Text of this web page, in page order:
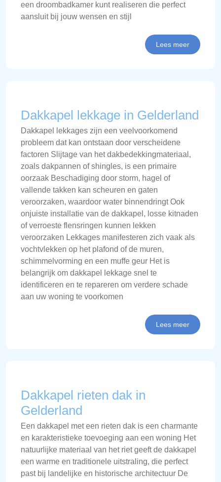
een droombadkamer kunt realiseren die perfect
aansluit bij jouw wensen en stijl
Lees meer
Dakkapel lekkage in Gelderland
Dakkapel lekkages zijn een veelvoorkomend
probleem dat kan ontstaan door verscheidene
factoren Slijtage van het dakbedekkingmateriaal,
zoals dakpannen of shingles, is een primaire
oorzaak Beschadiging door storm, hagel of
vallende takken kan scheuren en gaten
veroorzaken, waardoor water binnendringt Ook
onjuiste installatie van de dakkapel, losse kitnaden
of verroeste flensringen kunnen lekken
veroorzaken Lekkages manifesteren zich vaak als
vochtvlekken op het plafond of de muren,
schimmelvorming en een muffe geur Het is
belangrijk om dakkapel lekkage snel te
identificeren en te repareren om verdere schade
aan uw woning te voorkomen
Lees meer
Dakkapel rieten dak in
Gelderland
Een dakkapel met een rieten dak is een charmante
en karakteristieke toevoeging aan een woning Het
natuurlijke materiaal van het riet geeft de dakkapel
een warme en traditionele uitstraling, die perfect
past bij landelijke en historische architectuur De